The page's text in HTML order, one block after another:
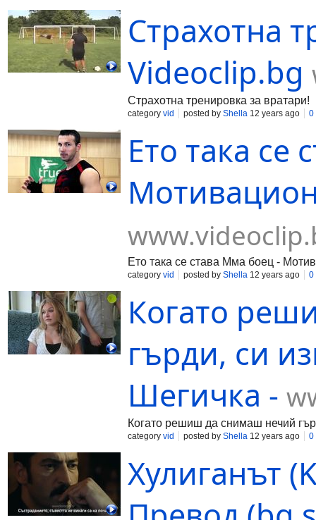
Страхотна
Videoclip.bg
Страхотна тренировка за вратари!
category vid posted by Shella 12 years ago 0
Ето така се
Ето така се става Мма боец -
category vid posted by Shella 12 years ago 0
Когато
гърди, си
Шегичка -
Когато решиш да снимаш нечий
category vid posted by Shella 12 years ago 0
Хулиганът